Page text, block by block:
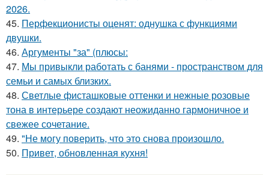
2026.
45. Перфекционисты оценят: однушка с функциями
двушки.
46. Аргументы "за" (плюсы:
47. Мы привыкли работать с банями - пространством для
семьи и самых близких.
48. Светлые фисташковые оттенки и нежные розовые
тона в интерьере создают неожиданно гармоничное и
свежее сочетание.
49. "Не могу поверить, что это снова произошло.
50. Привет, обновленная кухня!